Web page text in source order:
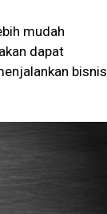
mudah
dapat
bisnis